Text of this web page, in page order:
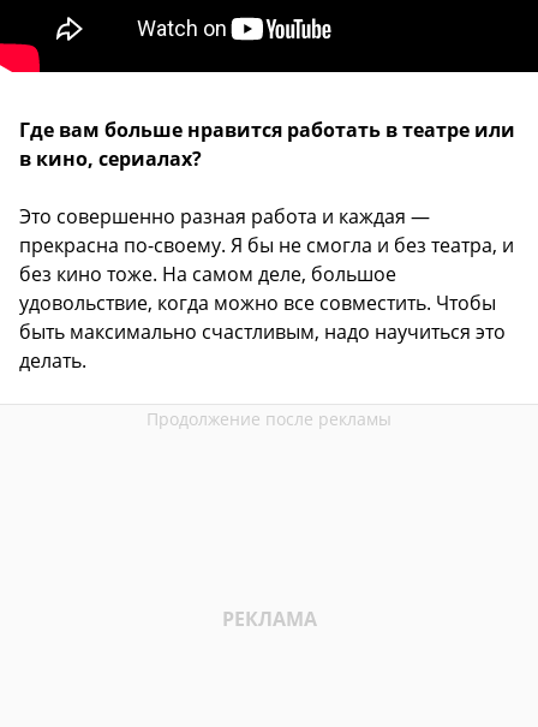
Где вам больше нравится работать в театре или
в кино, сериалах?
Это совершенно разная работа и каждая —
прекрасна по-своему. Я бы не смогла и без театра, и
без кино тоже. На самом деле, большое
удовольствие, когда можно все совместить. Чтобы
быть максимально счастливым, надо научиться это
делать.